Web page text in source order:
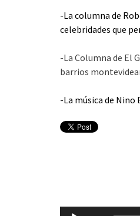
-La columna de
celebridades que
-La Columna de El
barrios
-La música de Nino
Reproductor